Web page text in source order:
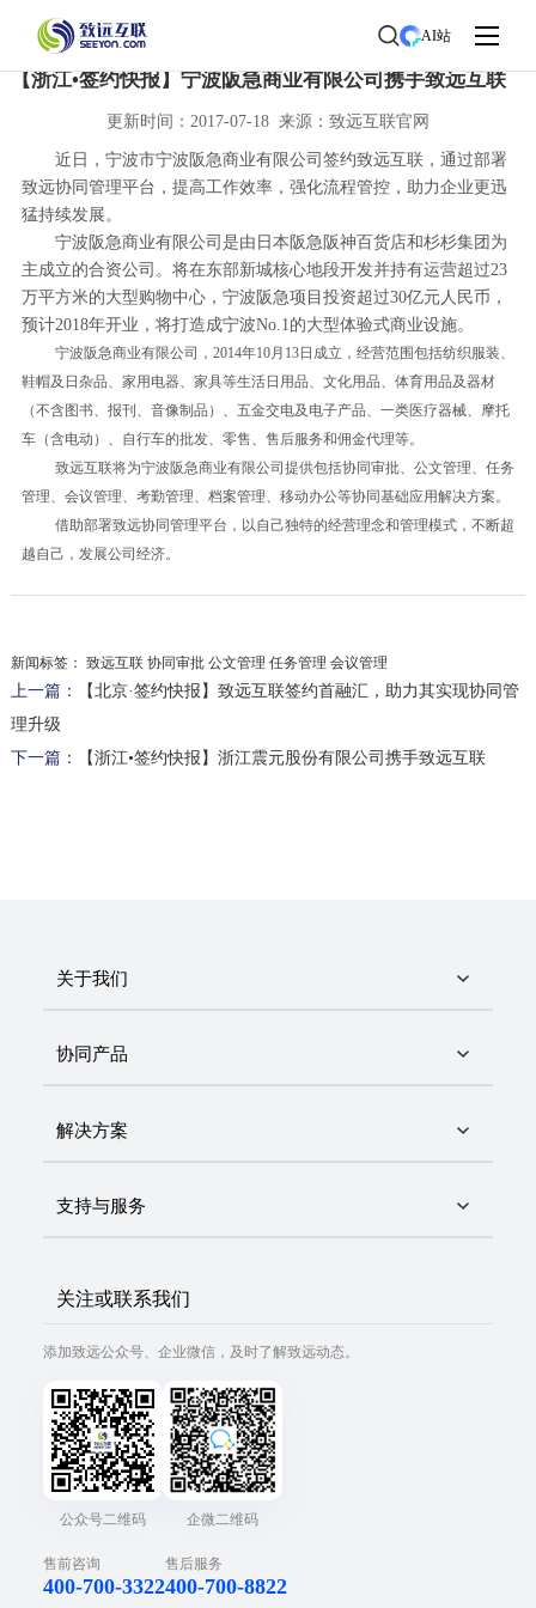
AI站
首页>了解致远>新闻中心
【浙江•签约快报】宁波阪急商业有限公司携手致远互联
更新时间：2017-07-18 来源：致远互联官网
近日，宁波市宁波阪急商业有限公司签约致远互联，通过部署
致远协同管理平台，提高工作效率，强化流程管控，助力企业更迅
猛持续发展。
宁波阪急商业有限公司是由日本阪急阪神百货店和杉杉集团为
主成立的合资公司。将在东部新城核心地段开发并持有运营超过23
万平方米的大型购物中心，宁波阪急项目投资超过30亿元人民币，
预计2018年开业，将打造成宁波No.1的大型体验式商业设施。
宁波阪急商业有限公司，2014年10月13日成立，经营范围包括纺织服装、
鞋帽及日杂品、家用电器、家具等生活日用品、文化用品、体育用品及器材
（不含图书、报刊、音像制品）、五金交电及电子产品、一类医疗器械、摩托
车（含电动）、自行车的批发、零售、售后服务和佣金代理等。
致远互联将为宁波阪急商业有限公司提供包括协同审批、公文管理、任务
管理、会议管理、考勤管理、档案管理、移动办公等协同基础应用解决方案。
借助部署致远协同管理平台，以自己独特的经营理念和管理模式，不断超
越自己，发展公司经济。
新闻标签： 致远互联 协同审批 公文管理 任务管理 会议管理
上一篇：
【北京·签约快报】致远互联签约首融汇，助力其实现协同管
理升级
下一篇：
【浙江•签约快报】浙江震元股份有限公司携手致远互联
关于我们
协同产品
解决方案
支持与服务
关注或联系我们
添加致远公众号、企业微信，及时了解致远动态。
公众号二维码 企微二维码
售前咨询
400-700-3322
售后服务
400-700-8822